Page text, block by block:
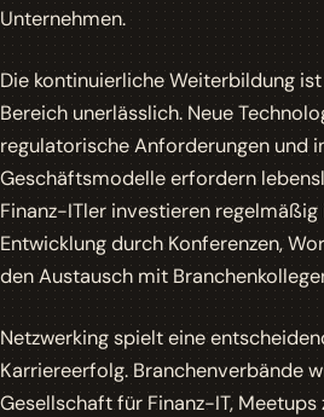
Unternehmen.
Die kontinuierliche Weiterbildung
Bereich unerlässlich. Neue
regulatorische Anforderungen und
Geschäftsmodelle erfordern
Finanz-ITler investieren
Entwicklung durchKonferenzen,
den Austausch mit
Netzwerking spielt eine
Karriereerfolg. Branchenverbände
Gesellschaft für Finanz-IT, Meetups